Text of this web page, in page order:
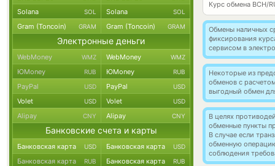
Курс обмена BCH/
Обмены наличных
фиксирования
сервисом в
Некоторые из
обменов с
выгодный обмен
В целях
обменные пункты
В случае если
обменную
соблюдения
Solana SOL Solana SOL
Gram (Toncoin) GRAM Gram (Toncoin) GRAM
Электронные деньги
WebMoney WMZ WebMoney WMZ
ЮMoney RUB ЮMoney RUB
PayPal USD PayPal USD
Volet USD Volet USD
Alipay CNY Alipay CNY
Банковские счета и карты
Банковская карта USD Банковская карта USD
Банковская карта RUB Банковская карта RUB